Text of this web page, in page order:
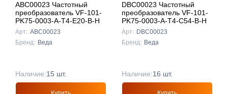
ABC00023 Частотный
преобразователь VF-101-
PK75-0003-A-T4-E20-B-H
Арт: ABC00023
Бренд: Веда
Наличие:15 шт.
DBC00023 Частотный
преобразователь VF-101-
PK75-0003-A-T4-C54-B-H
Арт: DBC00023
Бренд: Веда
Наличие:16 шт.